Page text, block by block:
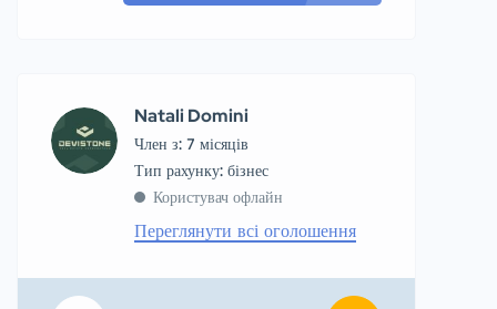
Natali Domini
Член з: 7 місяців
тип рахунку: бізнес
Користувач офлайн
Переглянути всі оголошення